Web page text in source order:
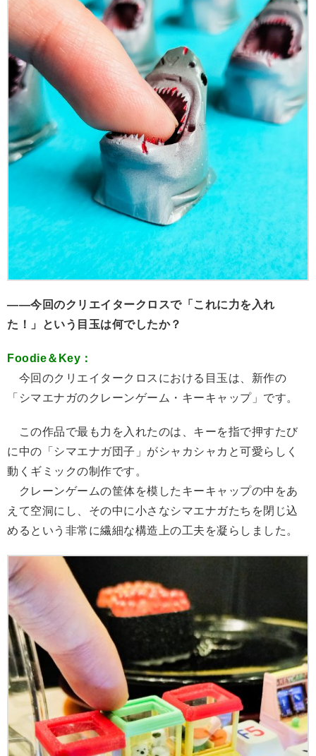
――今回のクリエイタークロスで「これに力を入れ
た！」という目玉は何でしたか？
Foodie＆Key：
今回のクリエイタークロスにおける目玉は、新作の
「シマエナガのクレーンゲーム・キーキャップ」です。
この作品で最も力を入れたのは、キーを指で押すたび
に中の「シマエナガ団子」がシャカシャカと可愛らしく
動くギミックの制作です。
クレーンゲームの筐体を模したキーキャップの中をあ
えて空洞にし、その中に小さなシマエナガたちを閉じ込
めるという非常に繊細な構造上の工夫を凝らしました。